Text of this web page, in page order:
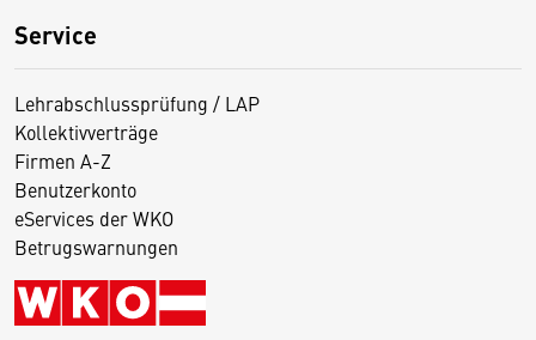
Service
Lehrabschlussprüfung / LAP
Kollektivverträge
Firmen A-Z
Benutzerkonto
eServices der WKO
Betrugswarnungen